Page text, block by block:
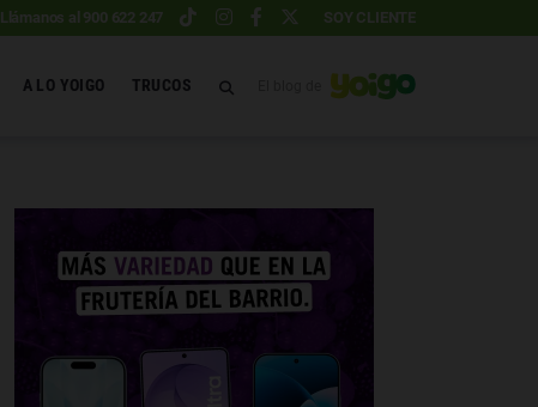
Llámanos al 900 622 247 SOY CLIENTE
A LO YOIGO TRUCOS